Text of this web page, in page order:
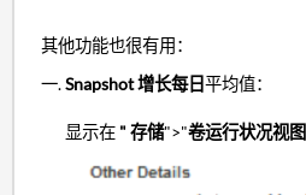
其他功能也很有用：
Snapshot 增长每日平均值：
显示在 " 存储">"卷运行状况视图